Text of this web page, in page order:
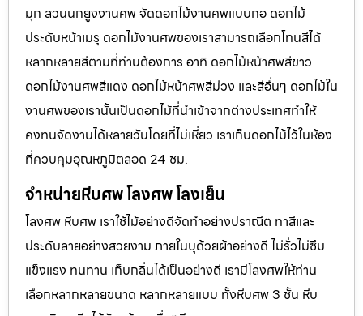
มุก สวนนกยูงงานศพ จัดดอกไม้งานศพแบบกอ ดอกไม้
ประดับหน้าเมรุ ดอกไม้งานศพของเราสามารถเลือกโทนสีได้
หลากหลายสีตามที่ท่านต้องการ อาทิ ดอกไม้หน้าศพสีขาว
ดอกไม้งานศพสีแดง ดอกไม้หน้าศพสีม่วง และสีอื่นๆ ดอกไม้ใน
งานศพของเรานั้นเป็นดอกไม้ที่นำเข้าจากต่างประเทศทำให้
คงทนจัดงานได้หลายวันโดยที่ไม่เหี่ยว เราเก็บดอกไม้ไว้ในห้อง
ที่ควบคุมอุณหภูมิตลอด 24 ชม.
จำหน่ายหีบศพ โลงศพ โลงเย็น
โลงศพ หีบศพ เราใช้ไม้อย่างดีจัดทำอย่างปราณีต ทาสีและ
ประดับลายอย่างสวยงาม ภายในบุด้วยผ้าอย่างดี ไม่รั่วไม่ซึม
แข็งแรง ทนทาน เก็บกลิ่นได้เป็นอย่างดี เรามีโลงศพให้ท่าน
เลือกหลากหลายขนาด หลากหลายแบบ ทั้งหีบศพ 3 ชั้น หีบ